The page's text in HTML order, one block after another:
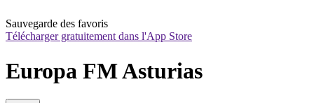
Sauvegarde des favoris
Télécharger gratuitement dans l'App Store
Europa FM Asturias